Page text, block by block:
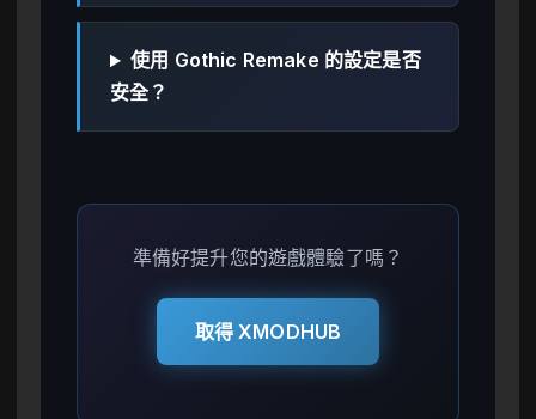
使用 Gothic Remake 的設定是否
安全？
準備好提升您的遊戲體驗了嗎？
取得 XMODHUB